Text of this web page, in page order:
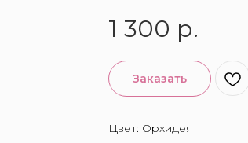
1 300 р.
Заказать
Цвет: Орхидея